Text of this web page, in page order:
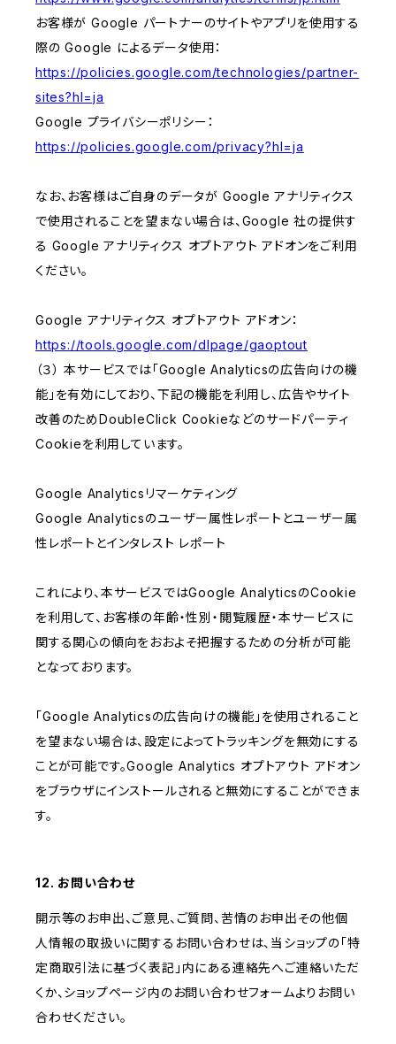
お客様が Google パートナーのサイトやアプリを使用する
際の Google によるデータ使用：
https://policies.google.com/technologies/partner-
sites?hl=ja
Google プライバシーポリシー：
https://policies.google.com/privacy?hl=ja
なお、お客様はご自身のデータが Google アナリティクス
で使用されることを望まない場合は、Google 社の提供す
る Google アナリティクス オプトアウト アドオンをご利用
ください。
Google アナリティクス オプトアウト アドオン：
https://tools.google.com/dlpage/gaoptout
（３） 本サービスでは「Google Analyticsの広告向けの機
能」を有効にしており、下記の機能を利用し、広告やサイト
改善のためDoubleClick Cookieなどのサードパーティ
Cookieを利用しています。
Google Analyticsリマーケティング
Google Analyticsのユーザー属性レポートとユーザー属
性レポートとインタレスト レポート
これにより、本サービスではGoogle AnalyticsのCookie
を利用して、お客様の年齢・性別・閲覧履歴・本サービスに
関する関心の傾向をおおよそ把握するための分析が可能
となっております。
「Google Analyticsの広告向けの機能」を使用されること
を望まない場合は、設定によってトラッキングを無効にする
ことが可能です。Google Analytics オプトアウト アドオン
をブラウザにインストールされると無効にすることができま
す。
12. お問い合わせ
開示等のお申出、ご意見、ご質問、苦情のお申出その他個
人情報の取扱いに関するお問い合わせは、当ショップの「特
定商取引法に基づく表記」内にある連絡先へご連絡いただ
くか、ショップページ内のお問い合わせフォームよりお問い
合わせください。